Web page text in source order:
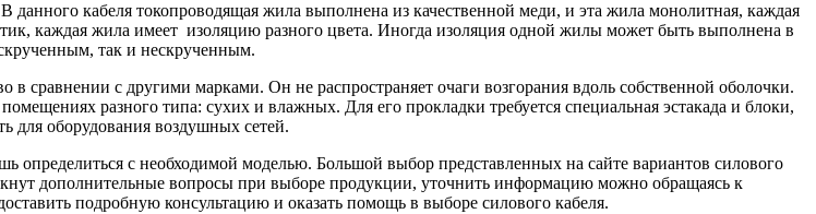
кабеля токопроводящая жила выполнена из качественной меди, и эта жила монолитная, каждая
каждая жила имеет изоляцию разного цвета. Иногда изоляция одной жилы может быть выполнена в
так и нескрученным.
в сравнении с другими марками. Он не распространяет очаги возгорания вдоль собственной оболочки.
разного типа: сухих и влажных. Для его прокладки требуется специальная эстакада и блоки,
для оборудования воздушных сетей.
определиться с необходимой моделью. Большой выбор представленных на сайте вариантов силового
дополнительные вопросы при выборе продукции, уточнить информацию можно обращаясь к
подробную консультацию и оказать помощь в выборе силового кабеля.